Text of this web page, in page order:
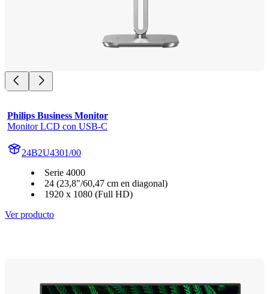
Philips Business Monitor
Monitor LCD con USB-C
24B2U4301/00
Serie 4000
24 (23,8"/60,47 cm en diagonal)
1920 x 1080 (Full HD)
Ver producto